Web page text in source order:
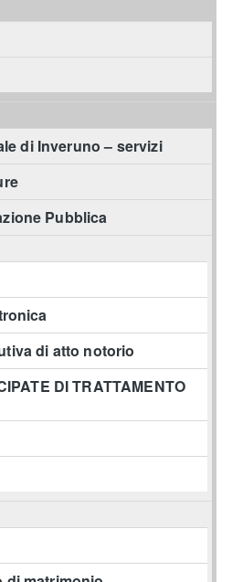
di Inveruno – servizi
Pubblica
di atto notorio
DI TRATTAMENTO